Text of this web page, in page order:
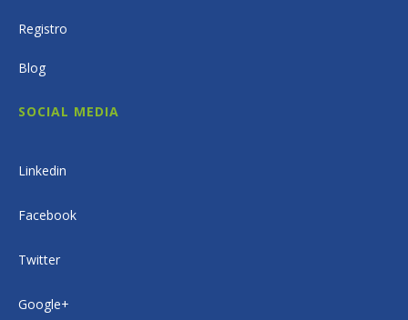
Registro
Blog
SOCIAL MEDIA
Linkedin
Facebook
Twitter
Google+